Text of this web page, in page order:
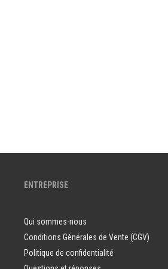
ENTREPRISE
Qui sommes-nous
Conditions Générales de Vente (CGV)
Politique de confidentialité